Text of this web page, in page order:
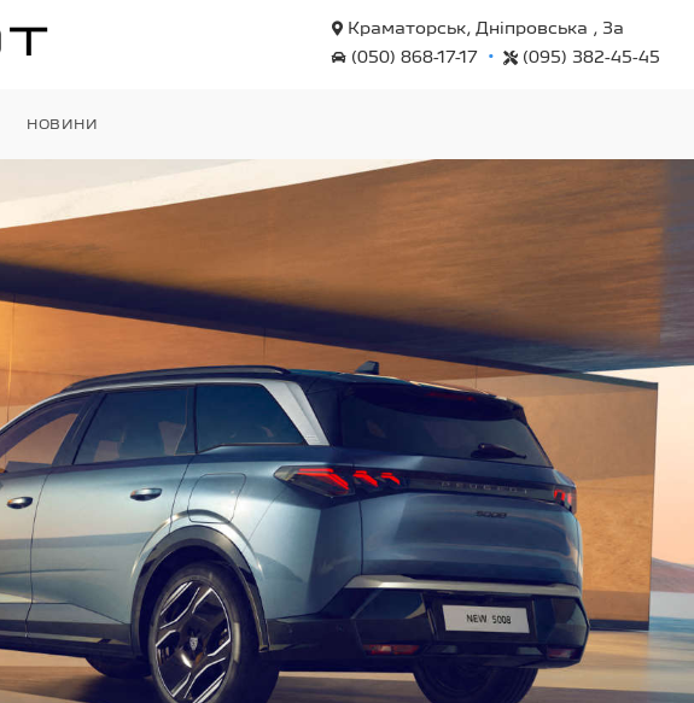
Краматорськ, Дніпровська , 3а
(050) 868-17-17
• (095) 382-45-45
НОВИНИ